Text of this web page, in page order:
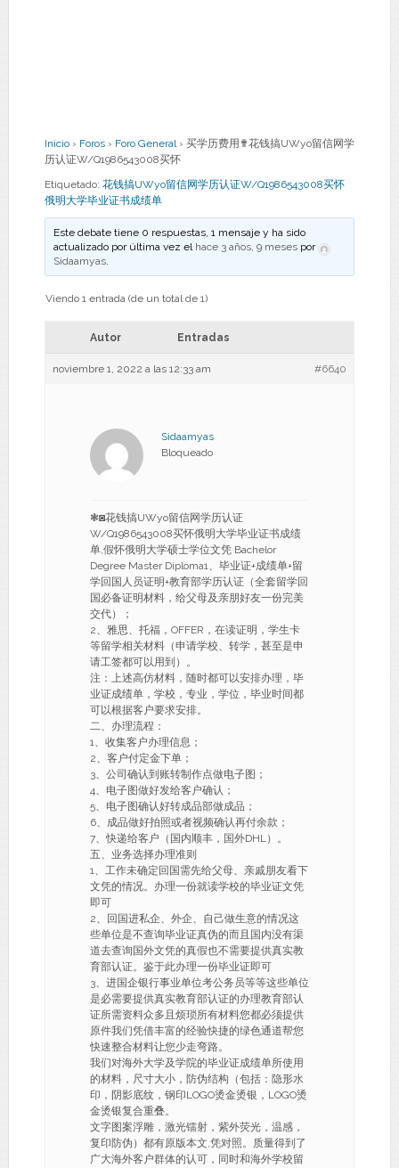
Inicio › Foros › Foro General › 买学历费用✟花钱搞UWyo留信网学
历认证W/Q1986543008买怀
Etiquetado: 花钱搞UWyo留信网学历认证W/Q1986543008买怀
俄明大学毕业证书成绩单
Este debate tiene 0 respuestas, 1 mensaje y ha sido
actualizado por última vez el hace 3 años, 9 meses por
Sidaamyas.
Viendo 1 entrada (de un total de 1)
Autor Entradas
noviembre 1, 2022 a las 12:33 am #6640
Sidaamyas
Bloqueado
❃◙花钱搞UWyo留信网学历认证
W/Q1986543008买怀俄明大学毕业证书成绩
单,假怀俄明大学硕士学位文凭 Bachelor
Degree Master Diploma1、毕业证+成绩单+留
学回国人员证明+教育部学历认证（全套留学回
国必备证明材料，给父母及亲朋好友一份完美
交代）；
2、雅思、托福，OFFER，在读证明，学生卡
等留学相关材料（申请学校、转学，甚至是申
请工签都可以用到）。
注：上述高仿材料，随时都可以安排办理，毕
业证成绩单，学校，专业，学位，毕业时间都
可以根据客户要求安排。
二、办理流程：
1、收集客户办理信息；
2、客户付定金下单；
3、公司确认到账转制作点做电子图；
4、电子图做好发给客户确认；
5、电子图确认好转成品部做成品；
6、成品做好拍照或者视频确认再付余款；
7、快递给客户（国内顺丰，国外DHL）。
五、业务选择办理准则
1、工作未确定回国需先给父母、亲戚朋友看下
文凭的情况。办理一份就读学校的毕业证文凭
即可
2、回国进私企、外企、自己做生意的情况这
些单位是不查询毕业证真伪的而且国内没有渠
道去查询国外文凭的真假也不需要提供真实教
育部认证。鉴于此办理一份毕业证即可
3、进国企银行事业单位考公务员等等这些单位
是必需要提供真实教育部认证的办理教育部认
证所需资料众多且烦琐所有材料您都必须提供
原件我们凭借丰富的经验快捷的绿色通道帮您
快速整合材料让您少走弯路。
我们对海外大学及学院的毕业证成绩单所使用
的材料，尺寸大小，防伪结构（包括：隐形水
印，阴影底纹，钢印LOGO烫金烫银，LOGO烫
金烫银复合重叠。
文字图案浮雕，激光镭射，紫外荧光，温感，
复印防伪）都有原版本文,凭对照。质量得到了
广大海外客户群体的认可，同时和海外学校留